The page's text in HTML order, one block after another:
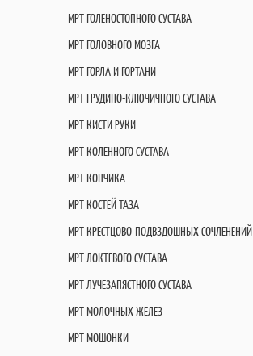
МРТ ГОЛЕНОСТОПНОГО СУСТАВА
МРТ ГОЛОВНОГО МОЗГА
МРТ ГОРЛА И ГОРТАНИ
МРТ ГРУДИНО-КЛЮЧИЧНОГО СУСТАВА
МРТ КИСТИ РУКИ
МРТ КОЛЕННОГО СУСТАВА
МРТ КОПЧИКА
МРТ КОСТЕЙ ТАЗА
МРТ КРЕСТЦОВО-ПОДВЗДОШНЫХ СОЧЛЕНЕНИЙ
МРТ ЛОКТЕВОГО СУСТАВА
МРТ ЛУЧЕЗАПЯСТНОГО СУСТАВА
МРТ МОЛОЧНЫХ ЖЕЛЕЗ
МРТ МОШОНКИ